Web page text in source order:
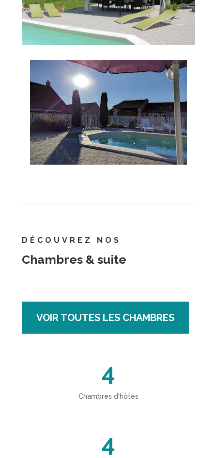
DÉCOUVREZ NOS
Chambres & suite
VOIR TOUTES LES CHAMBRES
4
Chambres d'hôtes
4